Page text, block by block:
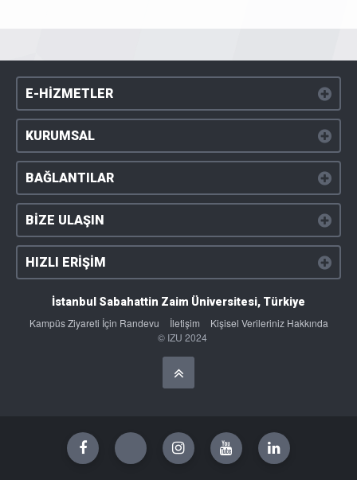
E-HİZMETLER
KURUMSAL
BAĞLANTILAR
BİZE ULAŞIN
HIZLI ERİŞİM
İstanbul Sabahattin Zaim Üniversitesi, Türkiye
Kampüs Ziyareti İçin Randevu İletişim
Kişisel Verileriniz Hakkında
© IZU 2024
Başa Dön